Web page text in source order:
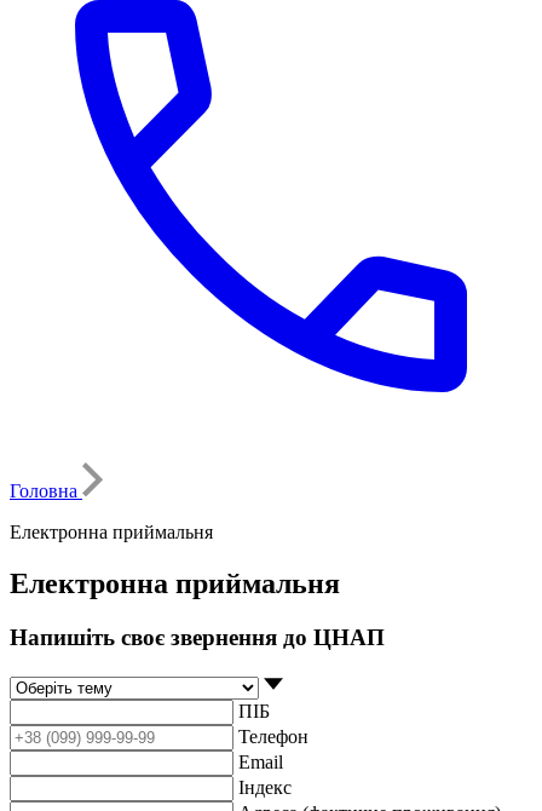
Головна
Електронна приймальня
Електронна приймальня
Напишіть своє звернення до ЦНАП
ПІБ
Телефон
Email
Індекс